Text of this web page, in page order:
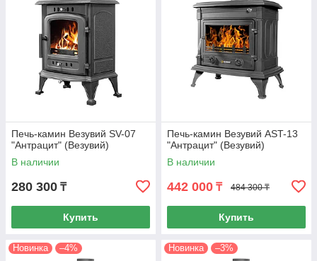
Печь-камин Везувий SV-07
"Антрацит" (Везувий)
В наличии
280 300 ₸
Купить
Печь-камин Везувий AST-13
"Антрацит" (Везувий)
В наличии
442 000 ₸ 484 300 ₸
Купить
Новинка –4% Новинка –3%